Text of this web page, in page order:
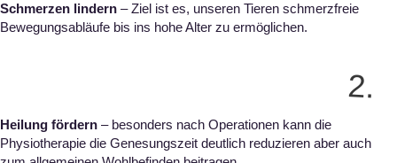
Schmerzen lindern – Ziel ist es, unseren Tieren schmerzfreie
Bewegungsabläufe bis ins hohe Alter zu ermöglichen.
2.
Heilung fördern – besonders nach Operationen kann die
Physiotherapie die Genesungszeit deutlich reduzieren aber auch